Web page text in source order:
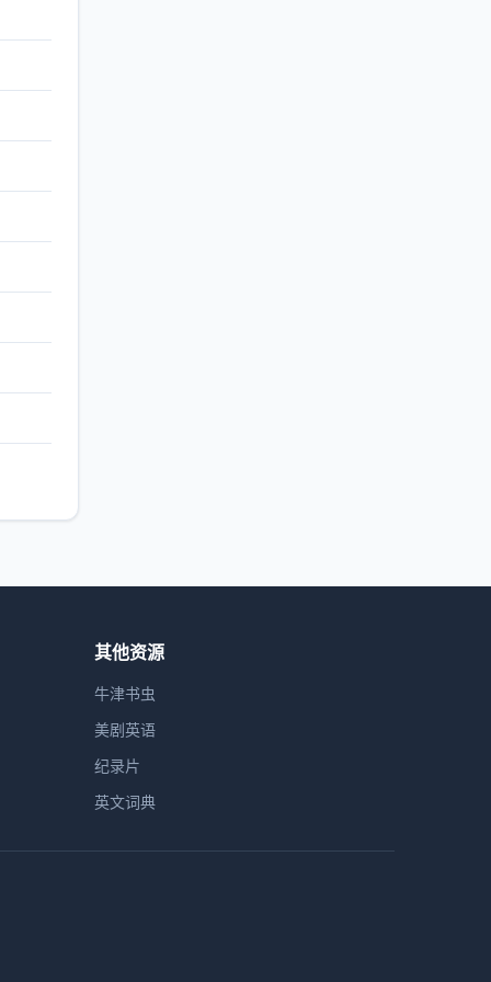
其他资源
牛津书虫
美剧英语
纪录片
英文词典